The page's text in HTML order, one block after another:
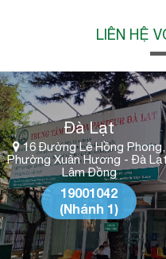
LIÊN HỆ
Đà Lạt
16 Đường Lê Hồng Phong,
Phường Xuân Hương - Đà
Lâm Đồng
19001042
(Nhánh 1)